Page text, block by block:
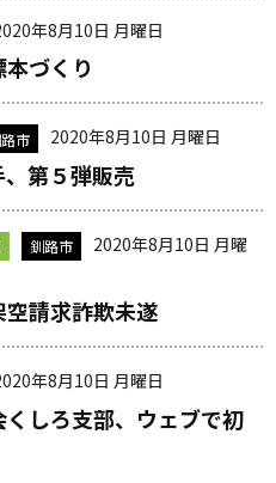
年8月10日 月曜日
づくり
市 2020年8月10日 月曜日
第５弾販売
釧路市
2020年8月10日 月曜
請求詐欺未遂
年8月10日 月曜日
しろ支部、ウェブで初